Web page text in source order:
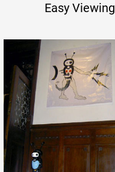
Easy Viewing